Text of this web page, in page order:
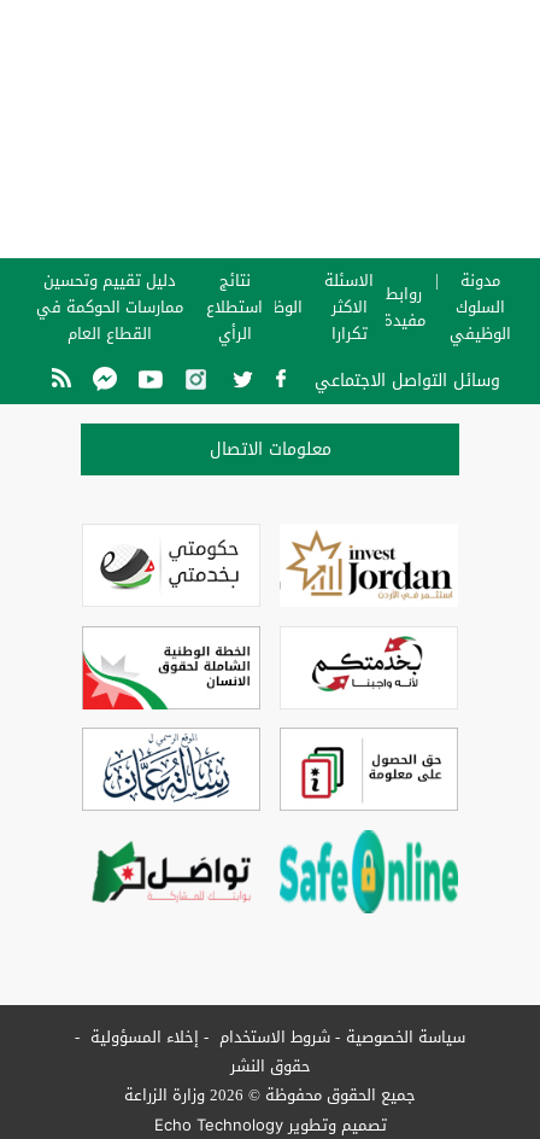
مدونة
السلوك
الوظيفي
روابط
مفيدة
الاسئلة
الاكثر
تكرارا
الوظائف
نتائج
استطلاع
الرأي
دليل تقييم وتحسين
ممارسات الحوكمة في
القطاع العام
وسائل التواصل الاجتماعي
معلومات الاتصال
سياسة الخصوصية شروط الاستخدام
إخلاء المسؤولية
حقوق النشر
جميع الحقوق محفوظة © 2026 وزارة الزراعة
تصميم وتطويرEcho Technology